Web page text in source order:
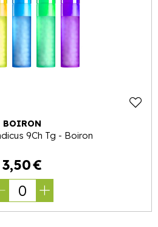
BOIRON
9Ch Tg - Boiron
3,50€
0